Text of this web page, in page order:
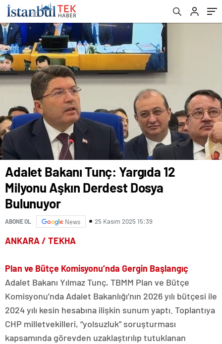
Adalet Bakanı Tunç: Yargıda 12
Milyonu Aşkın Derdest Dosya
Bulunuyor
ABONE OL News 25 Kasım 2025 15:39
ANKARA / TEKHA
Plan ve Bütçe Komisyonu’nda Gergin Başlangıç
Adalet Bakanı Yılmaz Tunç, TBMM Plan ve Bütçe
Komisyonu’nda Adalet Bakanlığı’nın 2026 yılı bütçesi ile
2024 yılı kesin hesabına ilişkin sunum yaptı. Toplantıya
CHP milletvekilleri, “yolsuzluk” soruşturması
kapsamında görevden uzaklaştırılıp tutuklanan